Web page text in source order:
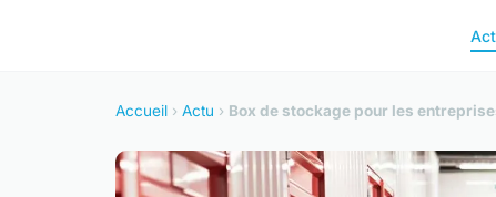
Accueil › Actu › Box de stockage pour les